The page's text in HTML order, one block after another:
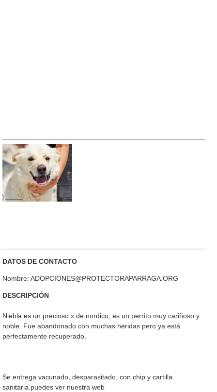
DATOS DE CONTACTO
Nombre: ADOPCIONES@PROTECTORAPARRAGA.ORG
DESCRIPCIÓN
Niebla es un precioso x de nordico, es un perrito muy cariñoso y
noble. Fue abandonado con muchas heridas pero ya está
perfectamente recuperado.
Se entrega vacunado, desparasitado, con chip y cartilla
sanitaria.puedes ver nuestra web